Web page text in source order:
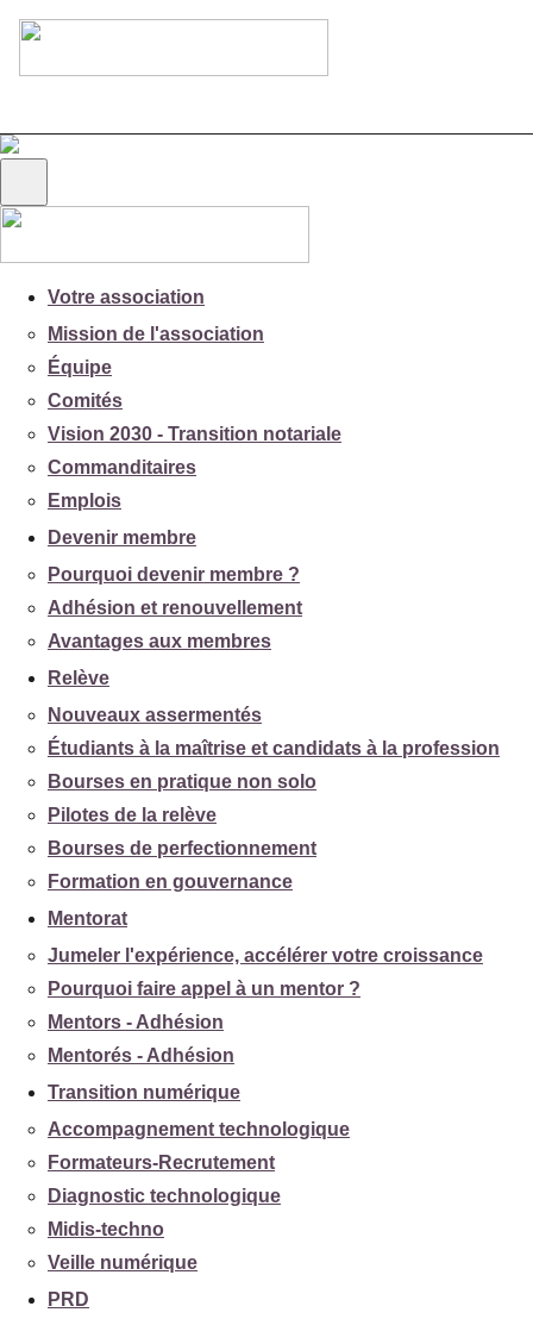
Votre association
Mission de l'association
Équipe
Comités
Vision 2030 - Transition notariale
Commanditaires
Emplois
Devenir membre
Pourquoi devenir membre ?
Adhésion et renouvellement
Avantages aux membres
Relève
Nouveaux assermentés
Étudiants à la maîtrise et candidats à la profession
Bourses en pratique non solo
Pilotes de la relève
Bourses de perfectionnement
Formation en gouvernance
Mentorat
Jumeler l'expérience, accélérer votre croissance
Pourquoi faire appel à un mentor ?
Mentors - Adhésion
Mentorés - Adhésion
Transition numérique
Accompagnement technologique
Formateurs-Recrutement
Diagnostic technologique
Midis-techno
Veille numérique
PRD